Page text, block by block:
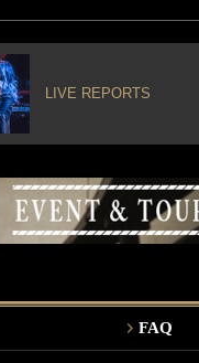
LIVE REPORTS
FAQ